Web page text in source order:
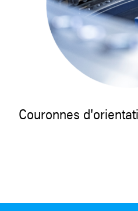
Couronnes